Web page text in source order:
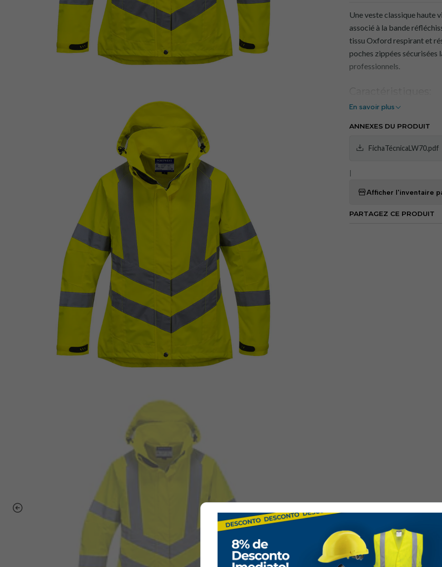
Une veste classique haute
associé à la bande
tissu Oxford respirant et
poches zippées sécurisées
professionnels.
Imperméable et
l'infiltration d'eau.
tissu.
Ourlet arrière incurvé
Visière avant conçue
Bande réfléchissante
ANSI/ISEA 107 Classe 3
ANSI/ISEA 107 Classe 3
En savoir plus
ANNEXES DU PRODUIT
FichaTécnicaLW70.pdf
Afficher l'inventaire
PARTAGEZ CE PRODUIT